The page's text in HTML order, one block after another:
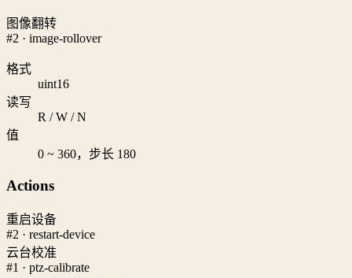
图像翻转
#2 · image-rollover
格式
uint16
读写
R / W / N
值
0 ~ 360，步长 180
Actions
重启设备
#2 · restart-device
云台校准
#1 · ptz-calibrate